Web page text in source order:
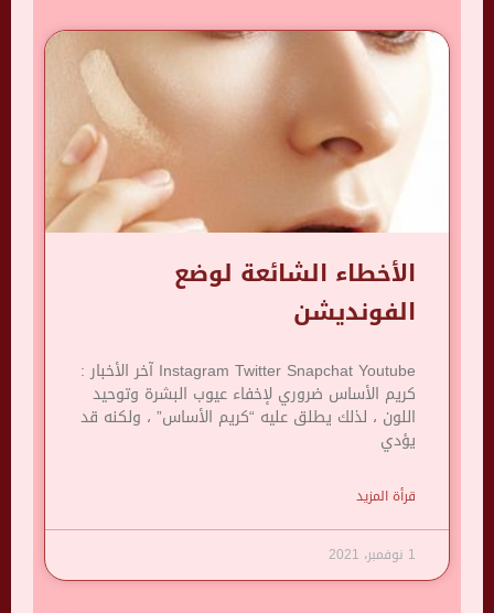
الأخطاء الشائعة لوضع
الفونديشن
Instagram Twitter Snapchat Youtube آخر الأخبار :
كريم الأساس ضروري لإخفاء عيوب البشرة وتوحيد
اللون ، لذلك يطلق عليه “كريم الأساس” ، ولكنه قد
يؤدي
قرأة المزيد
1 نوفمبر، 2021